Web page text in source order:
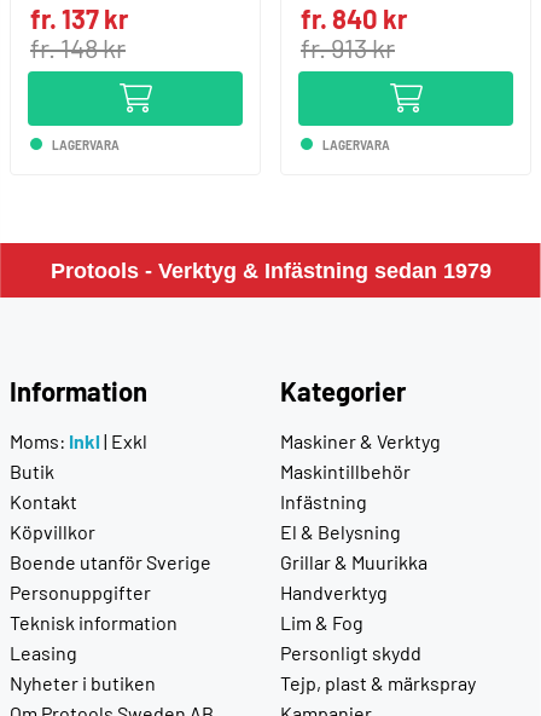
fr. 137 kr
fr. 148 kr
LAGERVARA
fr. 840 kr
fr. 913 kr
LAGERVARA
Protools - Verktyg & Infästning sedan 1979
Information
Moms: Inkl | Exkl
Butik
Kontakt
Köpvillkor
Boende utanför Sverige
Personuppgifter
Teknisk information
Leasing
Nyheter i butiken
Kategorier
Maskiner & Verktyg
Maskintillbehör
Infästning
El & Belysning
Grillar & Muurikka
Handverktyg
Lim & Fog
Personligt skydd
Tejp, plast & märkspray